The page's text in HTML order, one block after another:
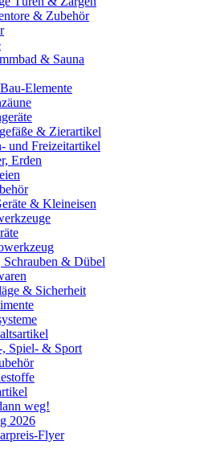
& Zubehör
& Sauna
Elemente
& Zierartikel
und Freizeitartikel
Erden
& Kleineisen
Schrauben & Dübel
& Sicherheit
, Spiel- & Sport
weg!
2026
Flyer